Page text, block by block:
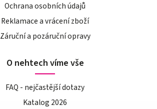
Ochrana osobních údajů
Reklamace a vrácení zboží
Záruční a pozáruční opravy
O nehtech víme vše
FAQ - nejčastější dotazy
Katalog 2026